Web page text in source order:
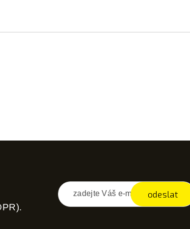
odeslat